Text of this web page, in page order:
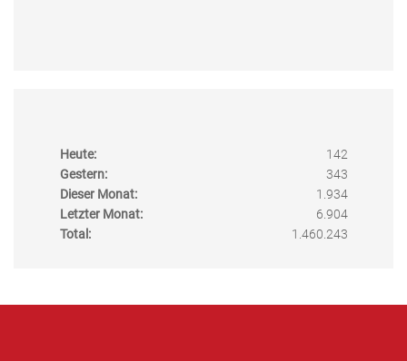
Heute:
142
Gestern:
343
Dieser Monat:
1.934
Letzter Monat:
6.904
Total:
1.460.243